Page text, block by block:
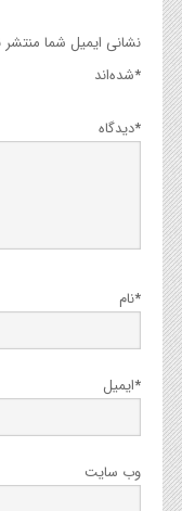
نشانی ایمیل شما
شده‌اند*
دیدگاه*
نام*
ایمیل*
وب‌ سایت